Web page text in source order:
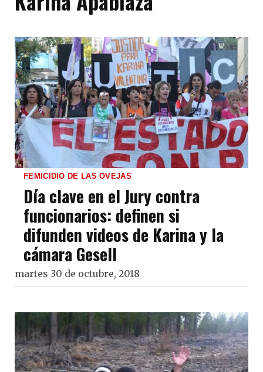
FEMICIDIO DE LAS OVEJAS
Día clave en el Jury contra
funcionarios: definen si
difunden videos de Karina y la
cámara Gesell
martes 30 de octubre, 2018